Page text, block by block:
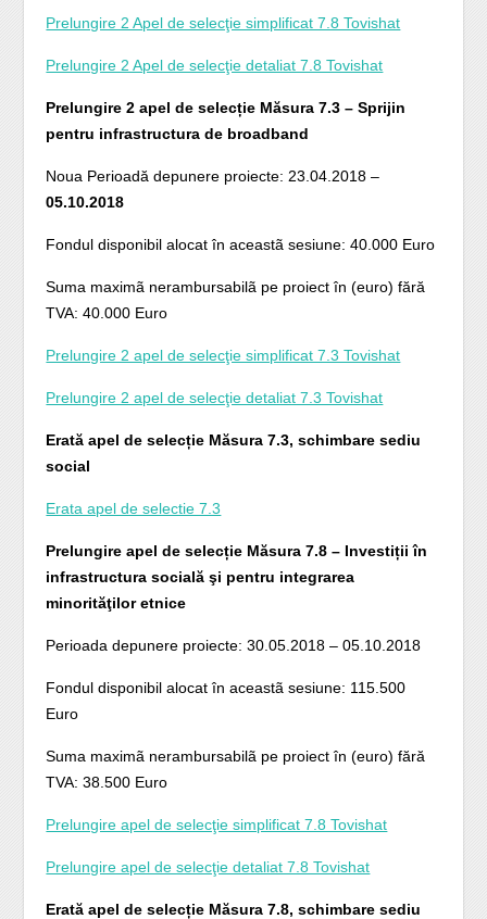
Prelungire 2 Apel de selecţie simplificat 7.8 Tovishat
Prelungire 2 Apel de selecţie detaliat 7.8 Tovishat
Prelungire 2 apel de selecție Măsura 7.3 – Sprijin
pentru infrastructura de broadband
Noua Perioadă depunere proiecte: 23.04.2018 –
05.10.2018
Fondul disponibil alocat în aceastã sesiune: 40.000 Euro
Suma maximã nerambursabilã pe proiect în (euro) fără
TVA: 40.000 Euro
Prelungire 2 apel de selecţie simplificat 7.3 Tovishat
Prelungire 2 apel de selecţie detaliat 7.3 Tovishat
Erată apel de selecție Măsura 7.3, schimbare sediu
social
Erata apel de selectie 7.3
Prelungire apel de selecție Măsura 7.8 – Investiții în
infrastructura socială şi pentru integrarea
minorităţilor etnice
Perioada depunere proiecte: 30.05.2018 – 05.10.2018
Fondul disponibil alocat în aceastã sesiune: 115.500
Euro
Suma maximã nerambursabilã pe proiect în (euro) fără
TVA: 38.500 Euro
Prelungire apel de selecţie simplificat 7.8 Tovishat
Prelungire apel de selecţie detaliat 7.8 Tovishat
Erată apel de selecție Măsura 7.8, schimbare sediu